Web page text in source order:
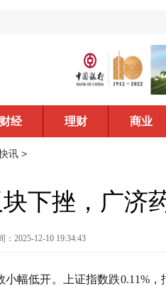
财经 理财 商业
讯 >
下挫，广济
：2025-12-10 19:34:43
小幅低开。上证指数跌0.11%